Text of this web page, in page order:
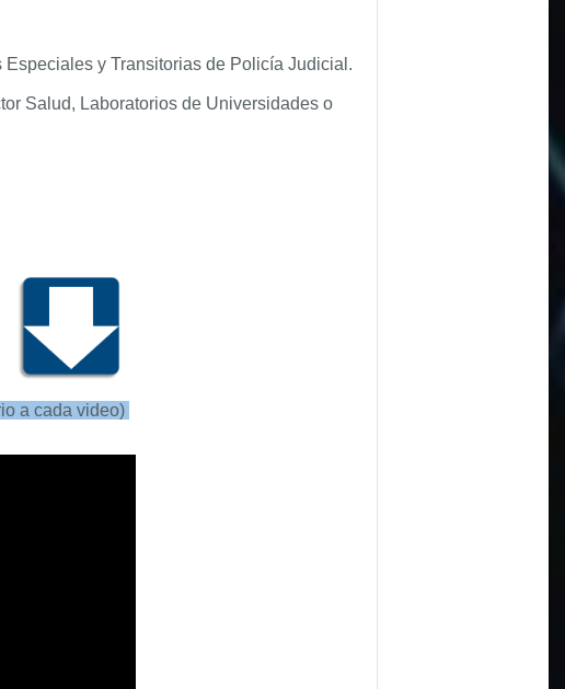
y Transitorias de Policía Judicial.
Salud, Laboratorios de Universidades o
a cada video)